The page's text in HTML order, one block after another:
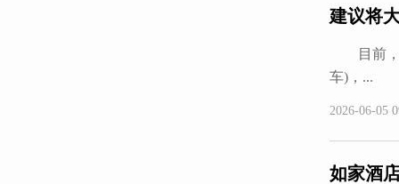
建议将
目前，
车)，...
2026-06-05
如家酒